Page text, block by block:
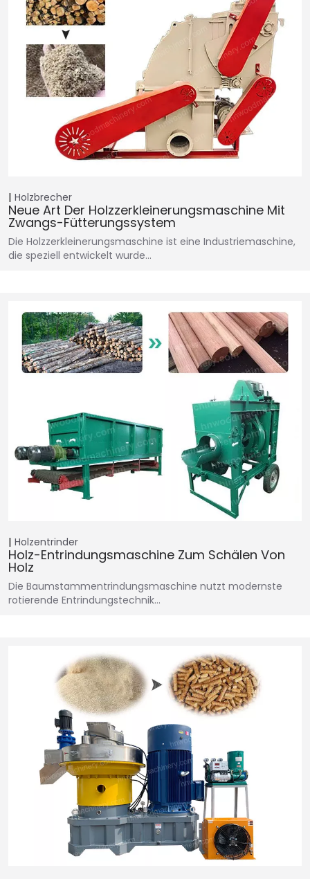
Holzbrecher
Neue Art Der Holzzerkleinerungsmaschine Mit
Zwangs-Fütterungssystem
Die Holzzerkleinerungsmaschine ist eine Industriemaschine,
die speziell entwickelt wurde…
Holzentrinder
Holz-Entrindungsmaschine Zum Schälen Von
Holz
Die Baumstammentrindungsmaschine nutzt modernste
rotierende Entrindungstechnik…